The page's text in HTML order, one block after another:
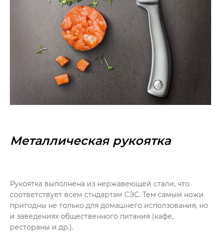
Металлическая рукоятка
Рукоятка выполнена из нержавеющей стали, что
соответствует всем стндартам СЭС. Тем самым ножи
пригодны не только для домашнего исползования, но
и заведениях общественного питания (кафе,
рестораны и др.).